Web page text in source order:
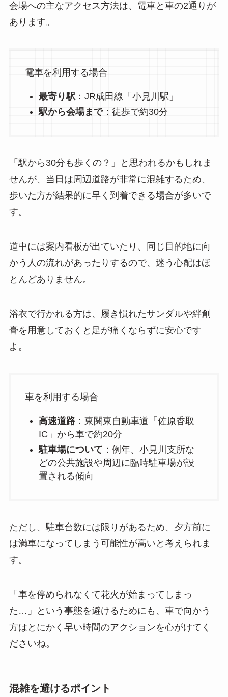
会場への主なアクセス方法は、電車と車の2通りが
あります。
電車を利用する場合
最寄り駅 ：JR成田線「小見川駅」
駅から会場まで：徒歩で約30分
「駅から30分も歩くの？」と思われるかもしれま
せんが、当日は周辺道路が非常に混雑するため、
歩いた方が結果的に早く到着できる場合が多いで
す。
道中には案内看板が出ていたり、同じ目的地に向
かう人の流れがあったりするので、迷う心配はほ
とんどありません。
浴衣で行かれる方は、履き慣れたサンダルや絆創
膏を用意しておくと足が痛くならずに安心です
よ。
車を利用する場合
高速道路：東関東自動車道「佐原香取
IC」から車で約20分
駐車場について ：例年、小見川支所な
どの公共施設や周辺に臨時駐車場が設
置される傾向
ただし、駐車台数には限りがあるため、夕方前に
は満車になってしまう可能性が高いと考えられま
す。
「車を停められなくて花火が始まってしまっ
た…」という事態を避けるためにも、車で向かう
方はとにかく早い時間のアクションを心がけてく
ださいね。
混雑を避けるポイント